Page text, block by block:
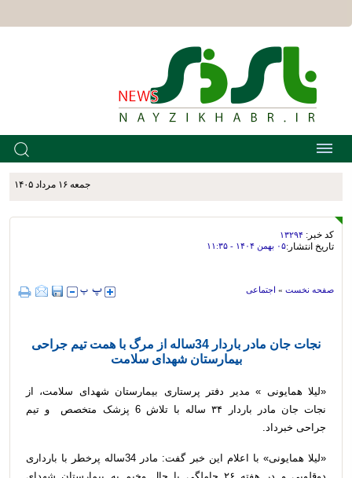
جمعه ۱۶ مرداد ۱۴۰۵
کد خبر: ۱۳۲۹۴
تاریخ انتشار:۰۵ بهمن ۱۴۰۴ - ۱۱:۳۵
صفحه نخست » اجتماعی
نجات جان مادر باردار 34ساله از مرگ با همت تیم جراحی
بیمارستان شهدای سلامت
«لیلا همایونی » مدیر دفتر پرستاری بیمارستان شهدای سلامت، از
نجات جان مادر باردار ۳۴ ساله با تلاش 6 پزشک متخصص و تیم
جراحی خبرداد.
«لیلا همایونی» با اعلام این خبر گفت: مادر 34ساله پرخطر با بارداری